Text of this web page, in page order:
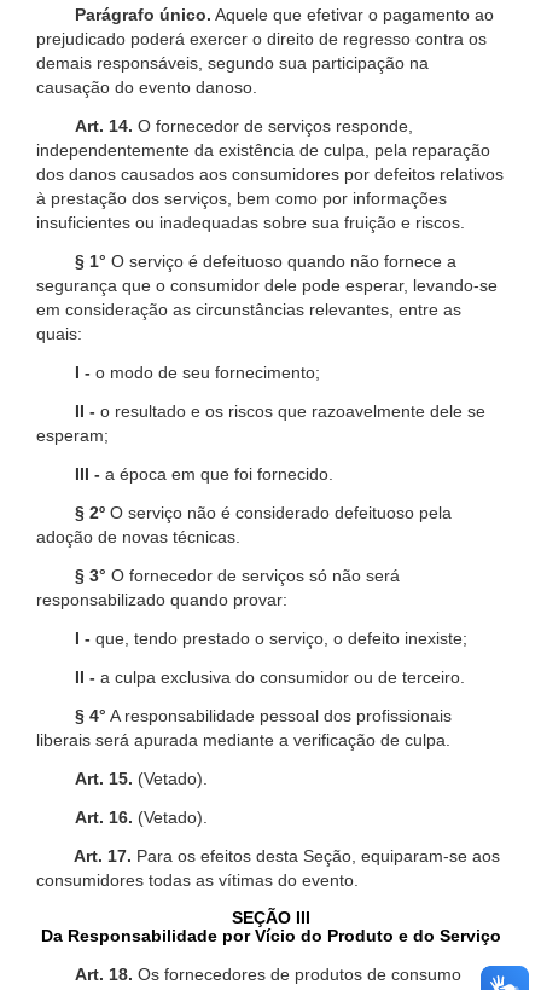
Parágrafo único. Aquele que efetivar o pagamento ao
prejudicado poderá exercer o direito de regresso contra os
demais responsáveis, segundo sua participação na
causação do evento danoso.
Art. 14. O fornecedor de serviços responde,
independentemente da existência de culpa, pela reparação
dos danos causados aos consumidores por defeitos relativos
à prestação dos serviços, bem como por informações
insuficientes ou inadequadas sobre sua fruição e riscos.
§ 1° O serviço é defeituoso quando não fornece a
segurança que o consumidor dele pode esperar, levando-se
em consideração as circunstâncias relevantes, entre as
quais:
I - o modo de seu fornecimento;
II - o resultado e os riscos que razoavelmente dele se
esperam;
III - a época em que foi fornecido.
§ 2º O serviço não é considerado defeituoso pela
adoção de novas técnicas.
§ 3° O fornecedor de serviços só não será
responsabilizado quando provar:
I - que, tendo prestado o serviço, o defeito inexiste;
II - a culpa exclusiva do consumidor ou de terceiro.
§ 4° A responsabilidade pessoal dos profissionais
liberais será apurada mediante a verificação de culpa.
Art. 15. (Vetado).
Art. 16. (Vetado).
Art. 17. Para os efeitos desta Seção, equiparam-se aos
consumidores todas as vítimas do evento.
SEÇÃO III
Da Responsabilidade por Vício do Produto e do Serviço
Art. 18. Os fornecedores de produtos de consumo